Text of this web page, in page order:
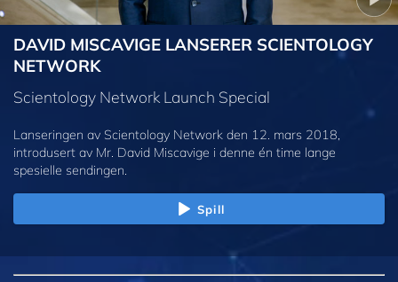
DAVID MISCAVIGE LANSERER SCIENTOLOGY
NETWORK
Scientology Network Launch Special
Lanseringen av Scientology Network den 12. mars 2018,
introdusert av Mr. David Miscavige i denne én time lange
spesielle sendingen.
Spill